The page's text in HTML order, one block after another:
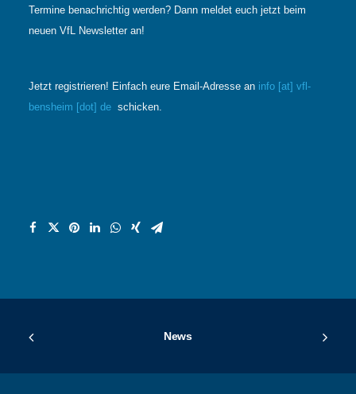
Termine benachrichtig werden? Dann meldet euch jetzt beim
neuen VfL Newsletter an!
Jetzt registrieren! Einfach eure Email-Adresse an info [at] vfl-
bensheim [dot] de schicken.
News